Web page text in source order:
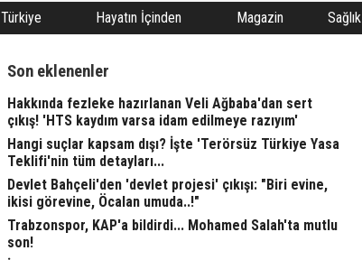
Türkiye Hayatın İçinden Magazin Sağlık
Son eklenenler
Hakkında fezleke hazırlanan Veli Ağbaba'dan sert
çıkış! 'HTS kaydım varsa idam edilmeye razıyım'
Hangi suçlar kapsam dışı? İşte 'Terörsüz Türkiye Yasa
Teklifi'nin tüm detayları...
Devlet Bahçeli'den 'devlet projesi' çıkışı: "Biri evine,
ikisi görevine, Öcalan umuda..!"
Trabzonspor, KAP'a bildirdi... Mohamed Salah'ta mutlu
son!